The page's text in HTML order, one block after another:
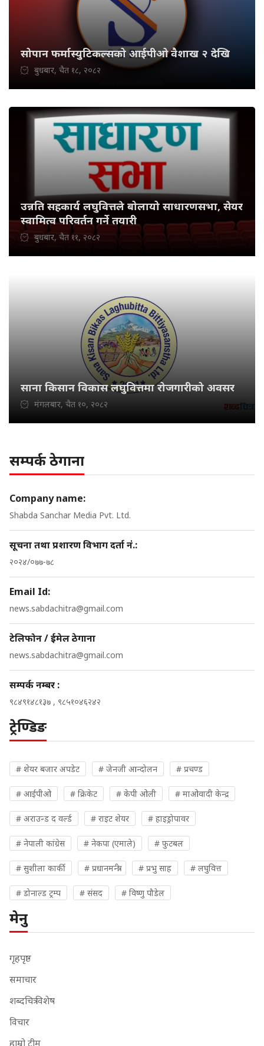
सोपान फर्मास्युटिकल्सको आईपीओ वैशाख २ देखि
बुधबार, चैत १८, २०८२
उन्नति सहकार्य लघुवित्तले बोलायो साधारणसभा, सेयर
स्वामित्व परिवर्तन गर्ने तयारी
बुधबार, चैत ११, २०८२
साना किसान विकास लघुवित्तमा रोजगारीको अवसर
मंगलबार, चैत १०, २०८२
सम्पर्क ठेगाना
Company name:
Shabda Sanchar Media Pvt. Ltd.
सूचना तथा प्रशारण विभाग दर्ता नं.:
२०२४/०७७-७८
Email Id:
news.sabdachitra@gmail.com
टेलिफोन / ईमेल ठेगाना
news.sabdachitra@gmail.com
सम्पर्क नम्बर :
९८४९१४८१३७ , ९८५१०४६२४२
ट्रेण्डिङ
# शेयर बजार अपडेट # जेनजी आन्दोलन # प्रचण्ड
# आईपीओ # क्रिकेट # केपी ओली # माओवादी केन्द्र
# अराउन्ड द वर्ल्ड # राइट शेयर # हाइड्रोपावर
# नेपाली कांग्रेस # नेकपा (एमाले) # फुटबल
# सुशीला कार्की # प्रधानमन्त्री # प्रभु साह # लघुवित्त
# डोनाल्ड ट्रम्प # संसद # विष्णु पौडेल
मेनु
गृहपृष्ठ
समाचार
शब्दचित्र विशेष
विचार
हाम्रो टीम